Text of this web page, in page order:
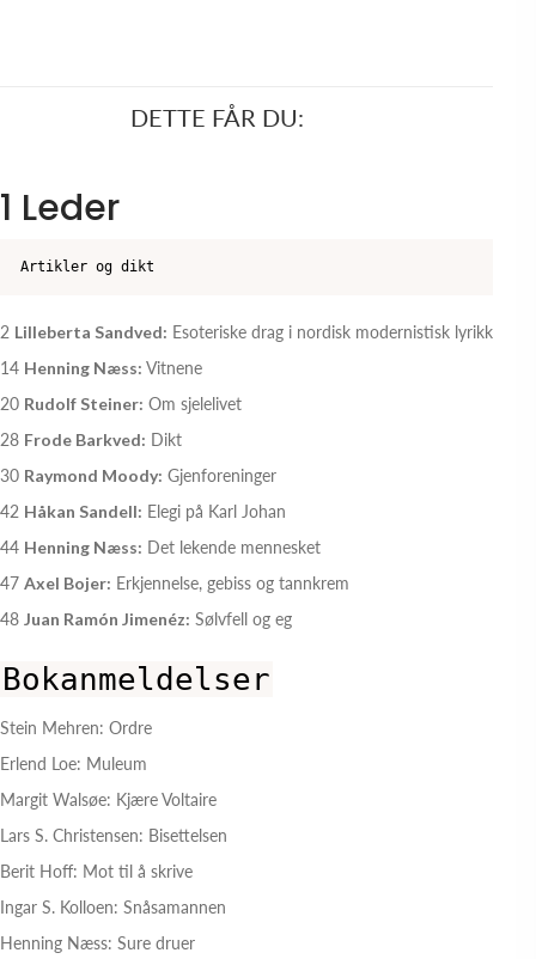
DETTE FÅR DU:
1 Leder
Artikler og dikt
2 Lilleberta Sandved: Esoteriske drag i nordisk modernistisk lyrikk
14 Henning Næss: Vitnene
20 Rudolf Steiner: Om sjelelivet
28 Frode Barkved: Dikt
30 Raymond Moody: Gjenforeninger
42 Håkan Sandell: Elegi på Karl Johan
44 Henning Næss: Det lekende mennesket
47 Axel Bojer: Erkjennelse, gebiss og tannkrem
48 Juan Ramón Jimenéz: Sølvfell og eg
Bokanmeldelser
Stein Mehren: Ordre
Erlend Loe: Muleum
Margit Walsøe: Kjære Voltaire
Lars S. Christensen: Bisettelsen
Berit Hoff: Mot til å skrive
Ingar S. Kolloen: Snåsamannen
Henning Næss: Sure druer